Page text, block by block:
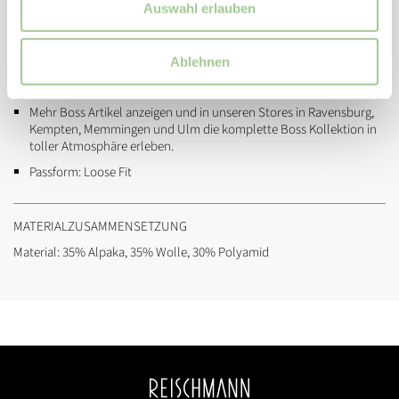
Auswahl erlauben
Ablehnen
5052648711800
Marke:BOSS
Hersteller & verantwortliche Person:Hugo Boss AG, Holy-Allee 3,
72555 Metzingen (info@hugoboss.com)
Mehr Boss Artikel anzeigen und in unseren Stores in Ravensburg,
Kempten, Memmingen und Ulm die komplette Boss Kollektion in
toller Atmosphäre erleben.
Passform:Loose Fit
MATERIALZUSAMMENSETZUNG
Material: 35% Alpaka, 35% Wolle, 30% Polyamid